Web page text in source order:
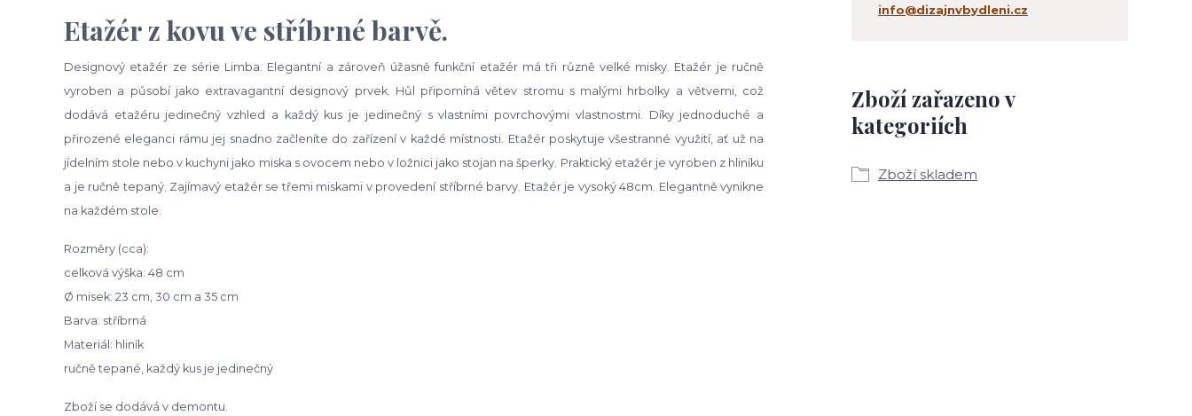
Etažér z kovu ve stříbrné barvě.
Designový etažér ze série Limba. Elegantní a zároveň úžasně funkční etažér má tři různě velké misky. Etažér je ručně
vyroben a působí jako extravagantní designový prvek. Hůl připomíná větev stromu s malými hrbolky a větvemi, což
dodává etažéru jedinečný vzhled a každý kus je jedinečný s vlastními povrchovými vlastnostmi. Díky jednoduché a
přirozené eleganci rámu jej snadno začleníte do zařízení v každé místnosti. Etažér poskytuje všestranné využití, ať už na
jídelním stole nebo v kuchyni jako miska s ovocem nebo v ložnici jako stojan na šperky. Praktický etažér je vyroben z hliníku
a je ručně tepaný. Zajímavý etažér se třemi miskami v provedení stříbrné barvy. Etažér je vysoký 48cm. Elegantně vynikne
na každém stole.
Rozměry (cca):
celková výška: 48 cm
Ø misek: 23 cm, 30 cm a 35 cm
Barva: stříbrná
Materiál: hliník
ručně tepané, každý kus je jedinečný
Zboží se dodává v demontu.
Zboží zařazeno v
kategoriích
Zboží skladem
info@dizajnvbydleni.cz